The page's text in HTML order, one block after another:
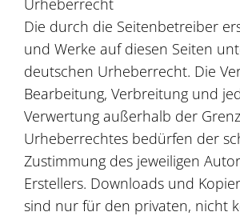
Urheberrecht
Die durch die Seitenbetreiber
und Werke auf diesen Seiten
deutschen Urheberrecht. Die
Bearbeitung, Verbreitung und
Verwertung außerhalb der
Urheberrechtes bedürfen der
Zustimmung des jeweiligen
Erstellers. Downloads und
sind nur für den privaten, nicht